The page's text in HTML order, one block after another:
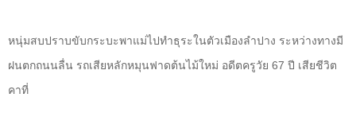
หนุ่มสบปราบขับกระบะพาแม่ไปทำธุระในตัวเมืองลำปาง ระหว่างทางมี
ฝนตกถนนลื่น รถเสียหลักหมุนฟาดต้นไม้ใหม่ อดีตครูวัย 67 ปี เสียชีวิต
คาที่